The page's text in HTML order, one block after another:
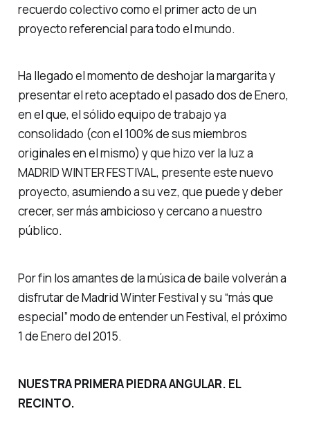
recuerdo colectivo como el primer acto de un
proyecto referencial para todo el mundo.
Ha llegado el momento de deshojar la margarita y
presentar el reto aceptado el pasado dos de Enero,
en el que, el sólido equipo de trabajo ya
consolidado (con el 100% de sus miembros
originales en el mismo) y que hizo ver la luz a
MADRID WINTER FESTIVAL, presente este nuevo
proyecto, asumiendo a su vez, que puede y deber
crecer, ser más ambicioso y cercano a nuestro
público.
Por fin los amantes de la música de baile volverán a
disfrutar de Madrid Winter Festival y su “más que
especial” modo de entender un Festival, el próximo
1 de Enero del 2015.
NUESTRA PRIMERA PIEDRA ANGULAR. EL
RECINTO.